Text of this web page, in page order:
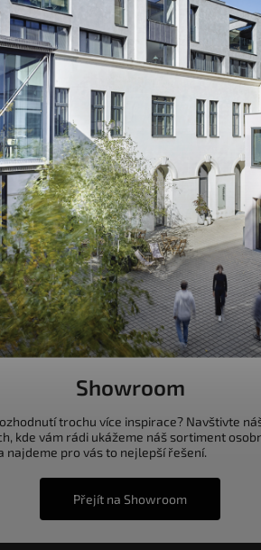
Showroom
trochu více inspirace? Navštivte
kde vám rádi ukážeme náš sortiment
najdeme pro vás to nejlepší řešení.
Přejít na Showroom